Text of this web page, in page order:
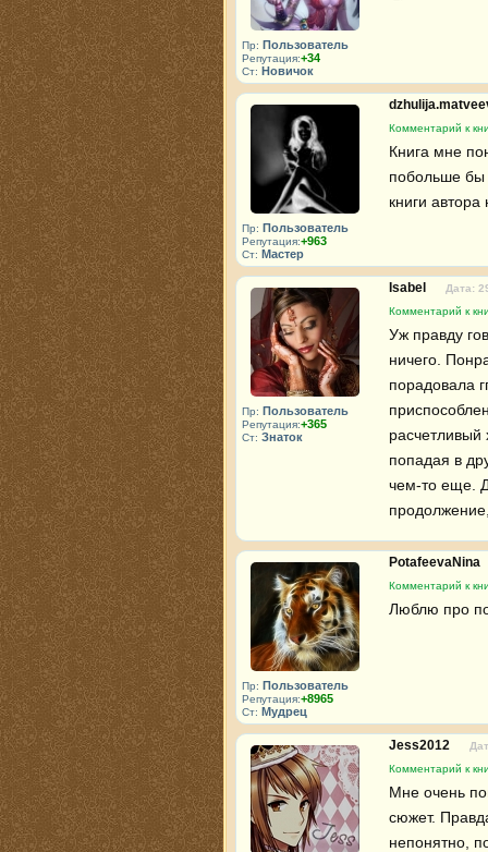
Пр: Пользователь
Репутация:+34
Ст: Новичок
Пр: Пользователь
Репутация:+963
Ст: Мастер
Комментарий к
Книга мне
побольше бы
книги
Пр: Пользователь
Репутация:+365
Ст: Знаток
Isabel
Дата:
Комментарий к
Уж правду
ничего.
порадовала
расчетливый
попадая в
чем-то еще.
Пр: Пользователь
Репутация:+8965
Ст: Мудрец
PotafeevaNina
Комментарий к
Люблю про
Jess2012
Комментарий к
Мне очень
сюжет.
непонятно,